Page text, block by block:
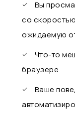
Вы
со
ожидаемую
Что-то
браузере
Ваше